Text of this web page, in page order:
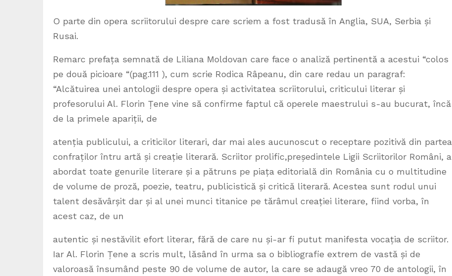
O parte din opera scriitorului despre care scriem a fost tradusă în Anglia, SUA, Serbia și
Rusai.
Remarc prefața semnată de Liliana Moldovan care face o analiză pertinentă a acestui “colos
pe două picioare “(pag.111 ), cum scrie Rodica Râpeanu, din care redau un paragraf:
“Alcătuirea unei antologii despre opera și activitatea scriitorului, criticului literar și
profesorului Al. Florin Țene vine să confirme faptul că operele maestrului s-au bucurat, încă
de la primele apariții, de
atenția publicului, a criticilor literari, dar mai ales aucunoscut o receptare pozitivă din partea
confraților întru artă și creație literară. Scriitor prolific,președintele Ligii Scriitorilor Români, a
abordat toate genurile literare și a pătruns pe piața editorială din România cu o multitudine
de volume de proză, poezie, teatru, publicistică și critică literară. Acestea sunt rodul unui
talent desăvârșit dar și al unei munci titanice pe tărâmul creației literare, fiind vorba, în
acest caz, de un
autentic și nestăvilit efort literar, fără de care nu și-ar fi putut manifesta vocația de scriitor.
Iar Al. Florin Țene a scris mult, lăsând în urma sa o bibliografie extrem de vastă și de
valoroasă însumând peste 90 de volume de autor, la care se adaugă vreo 70 de antologii, în